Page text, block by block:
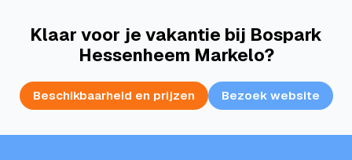
Klaar voor je vakantie bij Bospark
Hessenheem Markelo?
Beschikbaarheid en prijzen Bezoek website